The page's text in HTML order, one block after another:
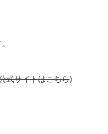
式サイトはこちら)